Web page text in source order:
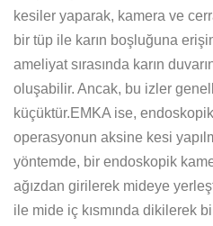
kesiler yaparak, kamera ve
bir tüp ile karın boşluğuna
ameliyat sırasında karın
oluşabilir. Ancak, bu izler
küçüktür.EMKA ise,
operasyonun aksine kesi
yöntemde, bir endoskopik
ağızdan girilerek mideye
ile mide iç kısmında dikilerek